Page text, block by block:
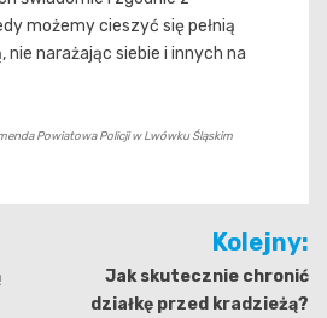
możemy cieszyć się pełnią
nie narażając siebie i innych na
Powiatowa Policji w Lwówku Śląskim
Kolejny:
Jak skutecznie chronić
działkę przed kradzieżą?